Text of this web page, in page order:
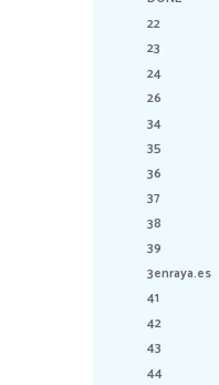
22
23
24
26
34
35
36
37
38
39
3enraya.es
41
42
43
44